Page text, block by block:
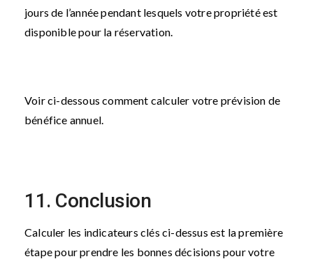
jours de l’année pendant lesquels votre propriété est
disponible pour la réservation.
Voir ci-dessous comment calculer votre prévision de
bénéfice annuel.
11. Conclusion
Calculer les indicateurs clés ci-dessus est la première
étape pour prendre les bonnes décisions pour votre